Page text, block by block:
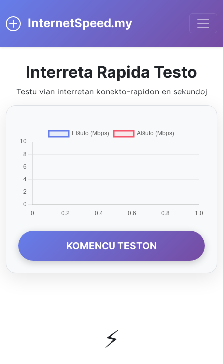
InternetSpeed.my
Interreta Rapida Testo
Testu vian interretan konekto-rapidon en sekundoj
KOMENCU TESTON
⚡